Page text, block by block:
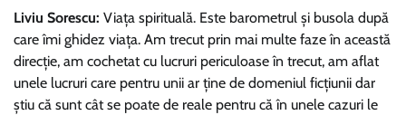
Liviu Sorescu: Viaţa spirituală. Este barometrul şi busola după
care îmi ghidez viaţa. Am trecut prin mai multe faze în această
direcţie, am cochetat cu lucruri periculoase în trecut, am aflat
unele lucruri care pentru unii ar ţine de domeniul ficţiunii dar
ştiu că sunt cât se poate de reale pentru că în unele cazuri le